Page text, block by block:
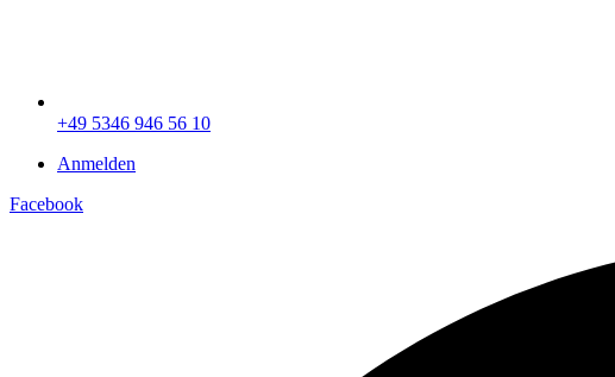
+49 5346 946 56 10
Anmelden
Facebook